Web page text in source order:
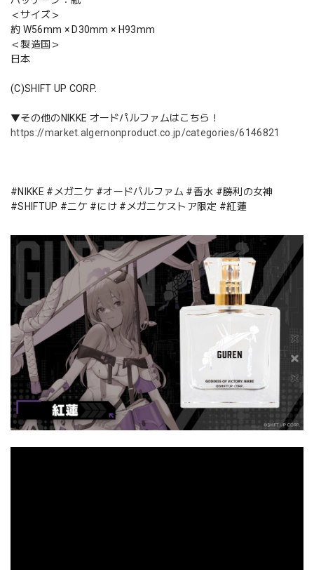
＜サイズ＞
約 W56mm × D30mm × H93mm
＜製造国＞
日本
(C)SHIFT UP CORP.
▼その他のNIKKE オードパルファムはこちら！
https://market.algernonproduct.co.jp/categories/6146821
#NIKKE #メガニケ #オードパルファム #香水 #勝利の女神
#SHIFTUP #ニケ #にけ #メガニケストア限定 #紅蓮